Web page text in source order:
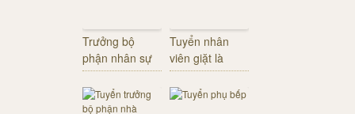
Trưởng bộ
phận nhân sự
Tuyển nhân
viên giặt là